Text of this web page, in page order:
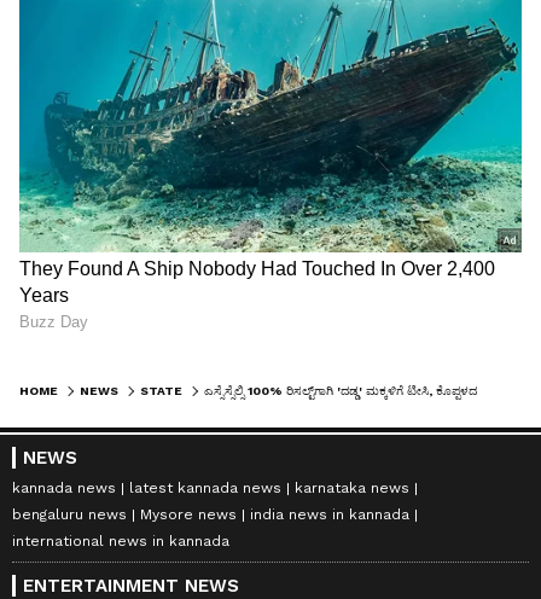
HOME NEWS STATE
NEWS
kannada news latest kannada news
karnataka news
bengaluru news
Mysore news
india news in kannada
international news in kannada
ENTERTAINMENT NEWS